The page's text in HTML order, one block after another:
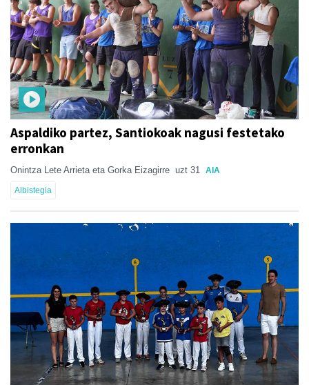
Aspaldiko partez, Santiokoak nagusi festetako
erronkan
Onintza Lete Arrieta eta Gorka Eizagirre uzt 31 AIA
Albistegia